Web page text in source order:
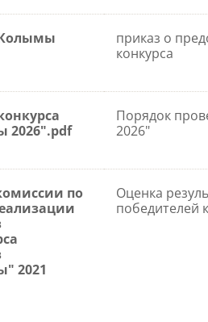
приказ о
конкурса
2026".pdf
Порядок
2026"
по
2021
Оценка
победителей